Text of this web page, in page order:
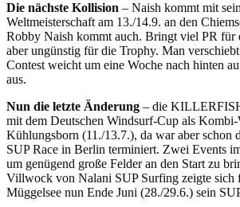
Die nächste Kollision – Naish kommt mit
Weltmeisterschaft am 13./14.9. an den
Robby Naish kommt auch. Bringt viel PR für
aber ungünstig für die Trophy. Man
Contest weicht um eine Woche nach hinten
aus.
Nun die letzte Änderung – die
mit dem Deutschen Windsurf-Cup als Kombi-
Kühlungsborn (11./13.7.), da war aber schon
SUP Race in Berlin terminiert. Zwei Events
um genügend große Felder an den Start zu
Villwock von Nalani SUP Surfing zeigte sich
Müggelsee nun Ende Juni (28./29.6.) sein